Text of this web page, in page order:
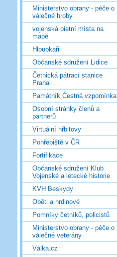
Ministerstvo obrany - péče o
válečné hroby
vojenská pietní místa na
mapě
Hloubkaři
Občanské sdružení Lidice
Četnická pátrací stanice
Praha
Památník Čestná vzpomínka
Osobní stránky členů a
partnerů
Virtuální hřbitovy
Pohřebiště v ČR
Fortifikace
Občanské sdružení Klub
Vojenské a letecké historie
KVH Beskydy
Oběti a hrdinové
Pomníky četníků, policistů
Ministerstvo obrany - péče o
válečné veterány
Válka.cz